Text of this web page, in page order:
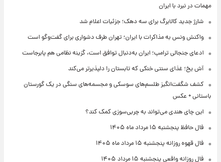
مهمات در نبرد با ایران
شارژ جدید کالابرگ برای سه دهک؛ جزئیات اعلام شد
واکنش ونس به مذاکرات با ایران؛ تهران طرف دشواری برای گفت‌وگو است
ادعای جنجالی ترامپ؛ ایران به‌دنبال توافق است، گزینه نظامی هم پابرجاست
آش یخ؛ غذای سنتی خنکی که تابستان را دلپذیرتر می‌کند
کشف شگفت‌انگیز طلسم‌های سوسکی و مجسمه‌های سنگی در یک گورستان
باستانی + عکس
این چای هندی می‌تواند به چربی‌سوزی کمک کند؟
فال حافظ پنجشنبه ۱۵ مرداد ماه ۱۴۰۵
فال قهوه روزانه پنجشنبه ۱۵ مرداد ماه ۱۴۰۵
فال روزانه واقعی پنجشنبه ۱۵ مرداد ۱۴۰۵